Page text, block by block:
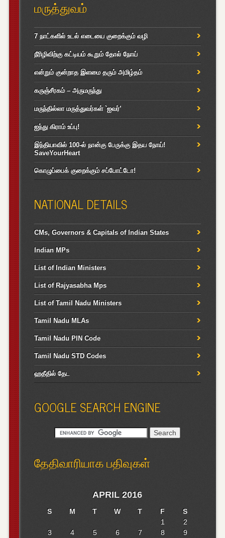
மருத்துவம்
7 நாட்களில் உடல் எடையை குறைக்கும் வழி
நீரிழிவிற்கு கட்டியம் கூறும் தோல் நோய்
என்றும் குன்றாத இளமை தரும் அமிழ்தம்
கருஞ்சீரகம் – அருமருந்து
மருந்தில்லா மருத்துவர்கள் `ஐவர்’
ஐந்து கிராம் உப்பு!
இந்தியாவில் 100-ல் நான்கு பேருக்கு இதய நோய்!
SaveYourHeart
கொழுப்பைக் குறைக்கும் சப்போட்டோ!
NATIONAL DETAILS
CMs, Governors & Capitals of Indian States
Indian MPs
List of Indian Ministers
List of Rajyasabha Mps
List of Tamil Nadu Ministers
Tamil Nadu MLAs
Tamil Nadu PIN Code
Tamil Nadu STD Codes
ஹதீதில் தேட
GOOGLE SEARCH ENGINE
தேதிவாரியாக பதிவுகள்
APRIL 2016
S M T W T F
S
1
2
3
4 5 6 7 8
9